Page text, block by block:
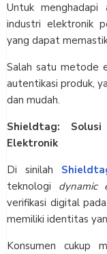
Untuk menghadapi
industri elektronik
yang dapat
Salah satu metode
autentikasi produk,
dan mudah.
Shieldtag:
Elektronik
Di sinilah
teknologi dynamic
verifikasi digital
memiliki identitas
Konsumen cukup